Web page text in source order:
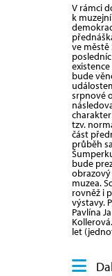
V rámci
k
ve
bude
srpnové
tzv.
část
průběh
bude
muzea.
rovněž i
výstavy.
Pavlína
let